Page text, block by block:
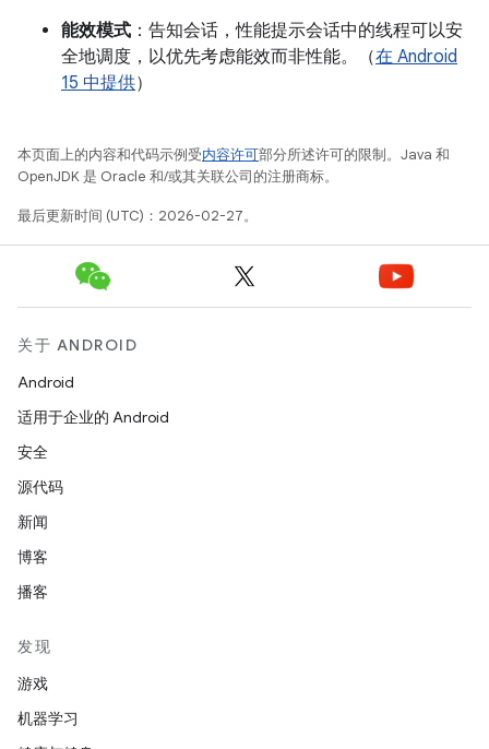
能效模式 ：告知会话，性能提示会话中的线程可以安
全地调度，以优先考虑能效而非性能。（在 Android
15 中提供）
本页面上的内容和代码示例受内容许可部分所述许可的限制。Java 和
OpenJDK 是 Oracle 和/或其关联公司的注册商标。
最后更新时间 (UTC)：2026-02-27。
关于 ANDROID
Android
适用于企业的 Android
安全
源代码
新闻
博客
播客
发现
游戏
机器学习